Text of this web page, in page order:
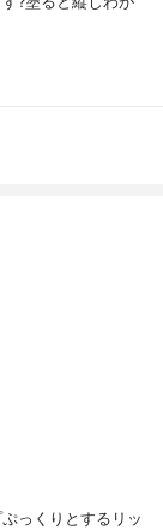
っくりとするリッ